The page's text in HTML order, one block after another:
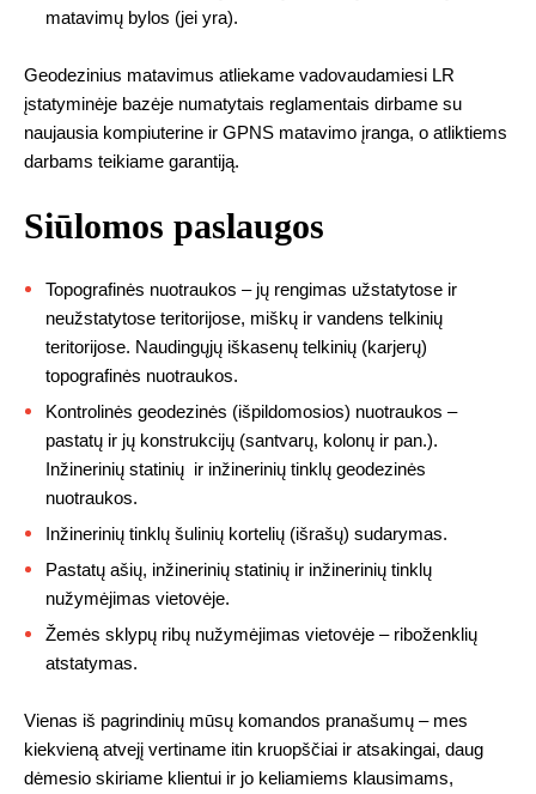
matavimų bylos (jei yra).
Geodezinius matavimus atliekame vadovaudamiesi LR
įstatyminėje bazėje numatytais reglamentais dirbame su
naujausia kompiuterine ir GPNS matavimo įranga, o atliktiems
darbams teikiame garantiją.
Siūlomos paslaugos
Topografinės nuotraukos – jų rengimas užstatytose ir
neužstatytose teritorijose, miškų ir vandens telkinių
teritorijose. Naudingųjų iškasenų telkinių (karjerų)
topografinės nuotraukos.
Kontrolinės geodezinės (išpildomosios) nuotraukos –
pastatų ir jų konstrukcijų (santvarų, kolonų ir pan.).
Inžinerinių statinių ir inžinerinių tinklų geodezinės
nuotraukos.
Inžinerinių tinklų šulinių kortelių (išrašų) sudarymas.
Pastatų ašių, inžinerinių statinių ir inžinerinių tinklų
nužymėjimas vietovėje.
Žemės sklypų ribų nužymėjimas vietovėje – riboženklių
atstatymas.
Vienas iš pagrindinių mūsų komandos pranašumų – mes
kiekvieną atvejį vertiname itin kruopščiai ir atsakingai, daug
dėmesio skiriame klientui ir jo keliamiems klausimams,